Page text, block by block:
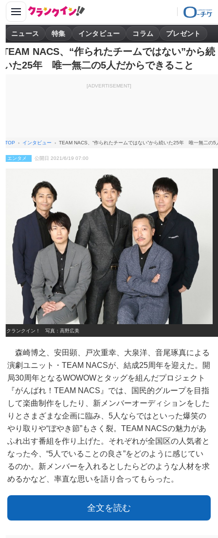
ニュース 特集 インタビュー コラム プレゼント
TEAM NACS、“作られたチームではない”から続
いた25年 唯一無二の5人だからできること
[ADVERTISEMENT]
TOP インタビュー TEAM NACS、“作られたチームではない”から続いた25年 唯一無二の5
エンタメ 公開日 2021/6/19 07:00
クランクイン！ 写真：高野広美
森崎博之、安田顕、戸次重幸、大泉洋、音尾琢真による
演劇ユニット・TEAM NACSが、結成25周年を迎えた。開
局30周年となるWOWOWとタッグを組んだプロジェクト
『がんばれ！TEAM NACS』では、国民的グループを目指
して楽曲制作をしたり、新メンバーオーディションをした
りとさまざまな企画に臨み、5人ならではといった爆笑の
やり取りや“ぼやき節”もさく裂。TEAM NACSの魅力があ
ふれ出す番組を作り上げた。それぞれが全国区の人気者と
なった今、“5人でいることの良さ”をどのように感じてい
るのか。新メンバーを入れるとしたらどのような人材を求
めるかなど、率直な思いを語り合ってもらった。
全文を読む